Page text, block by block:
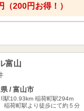
（200円お得！）
富山
/ 富山市
駅10.93km 稲荷町駅294m
荷町駅より徒歩にて約５分